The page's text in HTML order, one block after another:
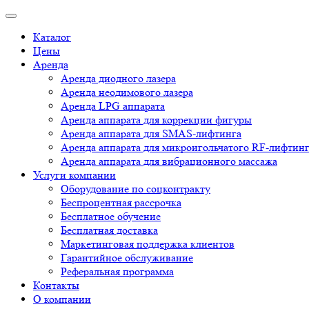
Каталог
Цены
Аренда
Аренда диодного лазера
Аренда неодимового лазера
Аренда LPG аппарата
Аренда аппарата для коррекции фигуры
Аренда аппарата для SMAS-лифтинга
Аренда аппарата для микроигольчатого RF-
Аренда аппарата для вибрационного массажа
Услуги компании
Оборудование по соцконтракту
Беспроцентная рассрочка
Бесплатное обучение
Бесплатная доставка
Маркетинговая поддержка клиентов
Гарантийное обслуживание
Реферальная программа
Контакты
О компании